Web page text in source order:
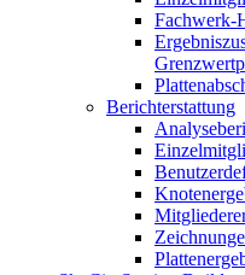
Fachwerk-
Berichterstattung